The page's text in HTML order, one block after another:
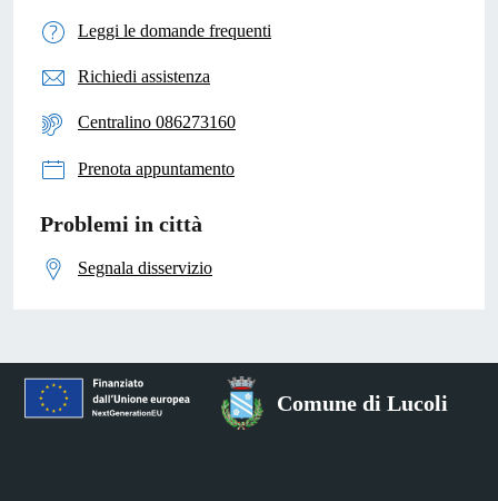
Leggi le domande frequenti
Richiedi assistenza
Centralino 086273160
Prenota appuntamento
Problemi in città
Segnala disservizio
Comune di Lucoli